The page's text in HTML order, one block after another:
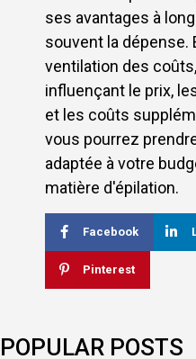
ses avantages à
souvent la dépense.
ventilation des
influençant le prix,
et les coûts
vous pourrez
adaptée à votre
matière d'épilation.
Facebook
Pinterest
POPULAR POSTS